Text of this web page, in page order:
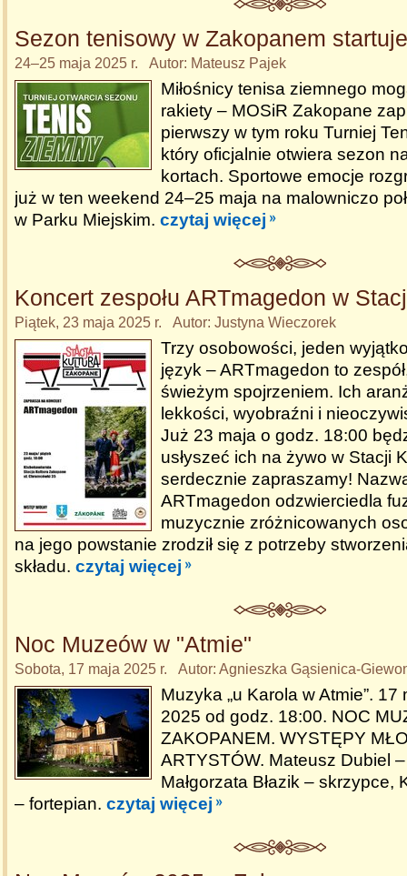
Sezon tenisowy w Zakopanem startuje
24–25 maja 2025 r. Autor: Mateusz Pajek
Miłośnicy tenisa ziemnego
rakiety – MOSiR Zakopane
pierwszy w tym roku Turniej
który oficjalnie otwiera sezon
kortach. Sportowe emocje
już w ten weekend 24–25 maja na malowniczo
w Parku Miejskim. czytaj więcej
Koncert zespołu ARTmagedon w
Piątek, 23 maja 2025 r. Autor: Justyna Wieczorek
Trzy osobowości, jeden
język – ARTmagedon to
świeżym spojrzeniem. Ich
lekkości, wyobraźni i
Już 23 maja o godz. 18:00
usłyszeć ich na żywo w Stacji
serdecznie zapraszamy!
ARTmagedon odzwierciedla
muzycznie zróżnicowanych
na jego powstanie zrodził się z potrzeby
składu. czytaj więcej
Noc Muzeów w "Atmie"
Sobota, 17 maja 2025 r. Autor: Agnieszka Gąsienica-
Muzyka „u Karola w Atmie”. 17
2025 od godz. 18:00. NOC
ZAKOPANEM. WYSTĘPY
ARTYSTÓW. Mateusz Dubiel
Małgorzata Błazik – skrzypce,
– fortepian. czytaj więcej